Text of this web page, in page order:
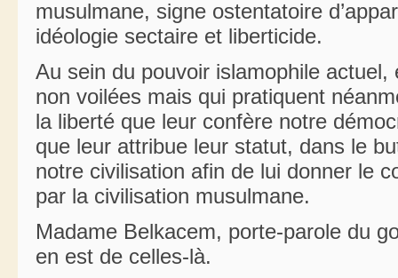
musulmane, signe ostentatoire
idéologie sectaire et liberticide.
Au sein du pouvoir islamophile
non voilées mais qui pratiquent
la liberté que leur confère notre
que leur attribue leur statut, dans le
notre civilisation afin de lui donner le
par la civilisation musulmane.
Madame Belkacem, porte-parole du
en est de celles-là.